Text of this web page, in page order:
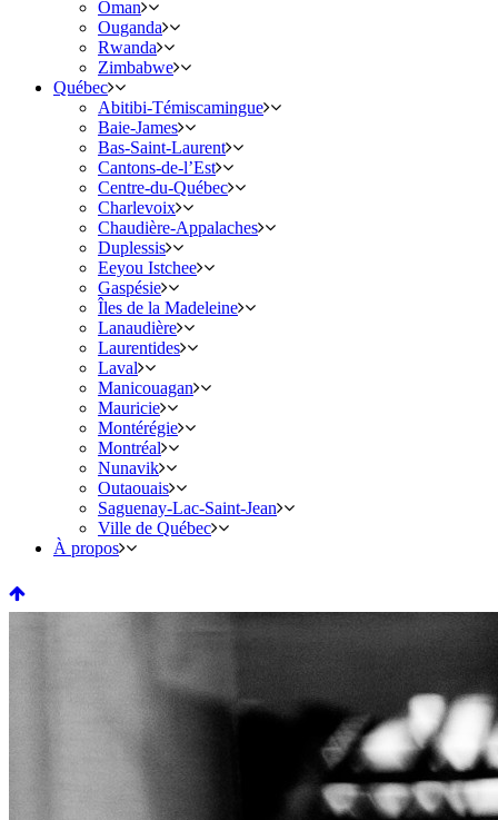
Oman
Ouganda
Rwanda
Zimbabwe
Québec
Abitibi-Témiscamingue
Baie-James
Bas-Saint-Laurent
Cantons-de-l’Est
Centre-du-Québec
Charlevoix
Chaudière-Appalaches
Duplessis
Eeyou Istchee
Gaspésie
Îles de la Madeleine
Lanaudière
Laurentides
Laval
Manicouagan
Mauricie
Montérégie
Montréal
Nunavik
Outaouais
Saguenay-Lac-Saint-Jean
Ville de Québec
À propos